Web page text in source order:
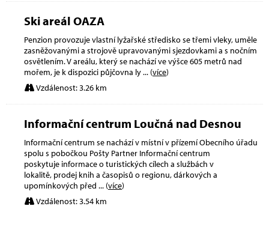
Ski areál OAZA
Penzion provozuje vlastní lyžařské středisko se třemi vleky, uměle
zasněžovanými a strojově upravovanými sjezdovkami a s nočním
osvětlením. V areálu, který se nachází ve výšce 605 metrů nad
mořem, je k dispozici půjčovna ly... (více)
Vzdálenost: 3.26 km
Informační centrum Loučná nad Desnou
Informační centrum se nachází v místní v přízemí Obecního úřadu
spolu s pobočkou Pošty Partner Informační centrum
poskytuje informace o turistických cílech a službách v
lokalitě, prodej knih a časopisů o regionu, dárkových a
upomínkových před ... (více)
Vzdálenost: 3.54 km